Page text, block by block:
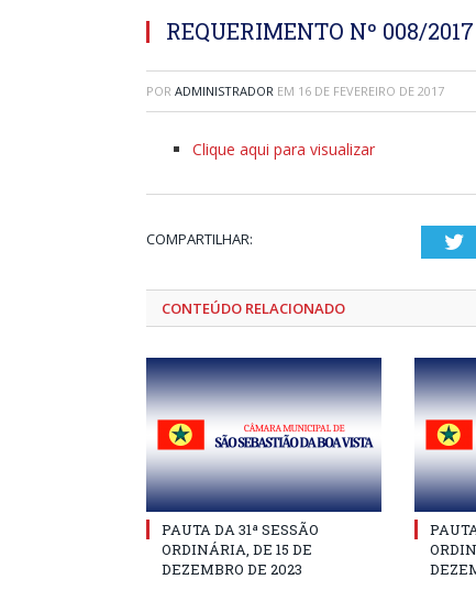
REQUERIMENTO Nº 008/2017
POR ADMINISTRADOR EM 16 DE FEVEREIRO DE 2017
Clique aqui para visualizar
COMPARTILHAR:
CONTEÚDO RELACIONADO
PAUTA DA 31ª SESSÃO
ORDINÁRIA, DE 15 DE
DEZEMBRO DE 2023